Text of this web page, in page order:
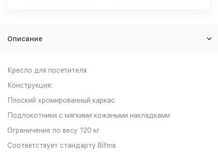
Описание
Кресло для посетителя
Конструкция:
Плоский хромированный каркас
Подлокотники с мягкими кожаными накладками
Ограничение по весу 120 кг
Соответствует стандарту Bifma